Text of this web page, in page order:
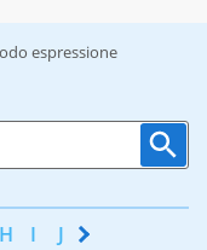
espressione
H I J K